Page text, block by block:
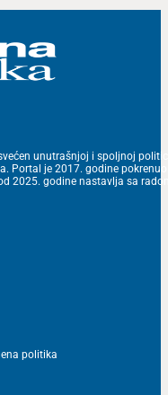
unutrašnjoj i spoljnoj
Portal je 2017. godine
2025. godine nastavlja sa
politika